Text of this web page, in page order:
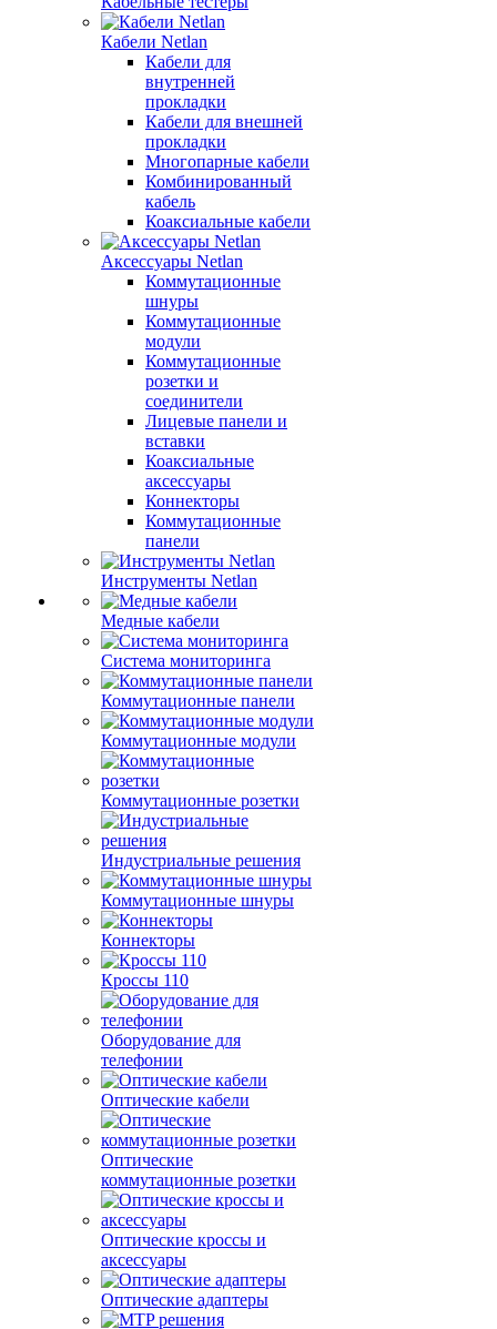
Кабели Netlan
Кабели для
внутренней
прокладки
Кабели для внешней
прокладки
Многопарные кабели
Комбинированный
кабель
Коаксиальные кабели
Аксессуары Netlan
Коммутационные
шнуры
Коммутационные
модули
Коммутационные
розетки и
соединители
Лицевые панели и
вставки
Коаксиальные
аксессуары
Коннекторы
Коммутационные
панели
Инструменты Netlan
Медные кабели
Система мониторинга
Коммутационные панели
Коммутационные модули
Коммутационные розетки
Индустриальные решения
Коммутационные шнуры
Коннекторы
Кроссы 110
Оборудование для
телефонии
Оптические кабели
Оптические
коммутационные розетки
Оптические кроссы и
аксессуары
Оптические адаптеры